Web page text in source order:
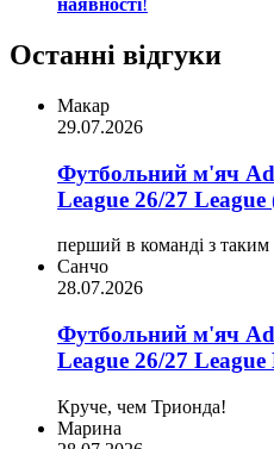
наявності!
Останні відгуки
Макар
29.07.2026
Футбольний м'яч
League 26/27
перший в команді з таким
Санчо
28.07.2026
Футбольний м'яч
League 26/27
Круче, чем Трионда!
Марина